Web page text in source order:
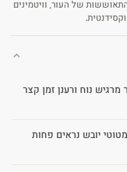
של העור, וויטמינים
נוח ורענן זמן קצר
יובש נראים פחות